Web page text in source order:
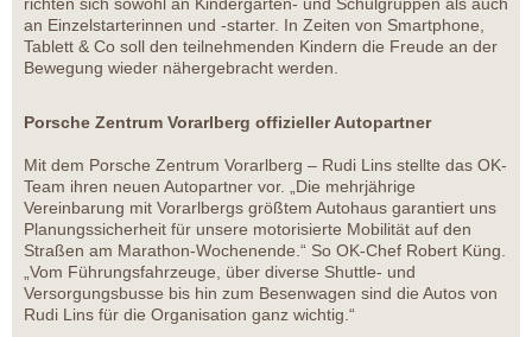
richten sich sowohl an Kindergarten- und Schulgruppen als auch
an Einzelstarterinnen und -starter. In Zeiten von Smartphone,
Tablett & Co soll den teilnehmenden Kindern die Freude an der
Bewegung wieder nähergebracht werden.
Porsche Zentrum Vorarlberg offizieller Autopartner
Mit dem Porsche Zentrum Vorarlberg – Rudi Lins stellte das OK-
Team ihren neuen Autopartner vor. „Die mehrjährige
Vereinbarung mit Vorarlbergs größtem Autohaus garantiert uns
Planungssicherheit für unsere motorisierte Mobilität auf den
Straßen am Marathon-Wochenende.“ So OK-Chef Robert Küng.
„Vom Führungsfahrzeuge, über diverse Shuttle- und
Versorgungsbusse bis hin zum Besenwagen sind die Autos von
Rudi Lins für die Organisation ganz wichtig.“